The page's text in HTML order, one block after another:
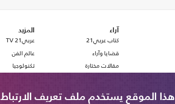
آراء
كتاب عربي21
قضايا وآراء
مقالات مختارة
استطلاع رأي
المزيد
عربي21 TV
عالم الفن
تكنولوجيا
هذا الموقع يستخدم ملف تعريف الارتباط Cookie